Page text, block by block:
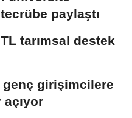
paylaştı
tarımsal destek
genç girişimcilere
açıyor